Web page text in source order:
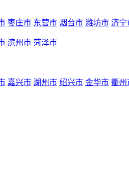
枣庄市 东营市 烟台市 潍坊市 济宁
滨州市 菏泽市
嘉兴市 湖州市 绍兴市 金华市 衢州